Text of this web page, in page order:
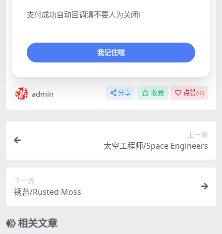
————————————————————
回答：工单填写备注帖子链接﹥提交工单
————————————————————
admin 分享 收藏 点赞(0)
上一篇
太空工程师/Space Engineers
下一篇
锈苔/Rusted Moss
相关文章
支付成功自动回调请不要人为关闭!
我记住啦